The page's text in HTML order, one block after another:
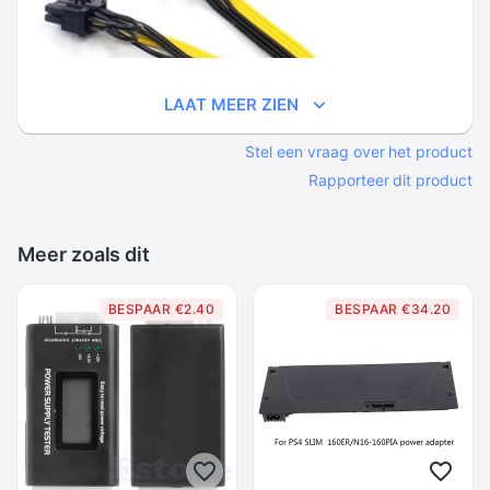
LAAT MEER ZIEN
Stel een vraag over het product
Rapporteer dit product
Meer zoals dit
BESPAAR €2.40 BESPAAR €34.20